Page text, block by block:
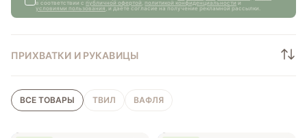
в соответствии спубличной офертой ,политикой конфиденциальностии
условиями пользования, и даёте согласие на получение рекламной рассылки.
ПРИХВАТКИ И РУКАВИЦЫ
ВСЕ ТОВАРЫ ТВИЛ ВАФЛЯ